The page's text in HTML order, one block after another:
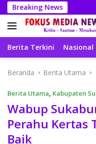
Langsung
ke
konten
Breaking News
Berita Terkini Nasional
Beranda Berita Utama
Berita Utama, Kabupaten
Wabup
Perahu Kertas
Baik